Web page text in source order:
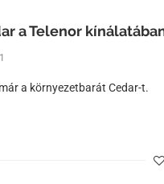
a Telenor
a környezetbarát Cedar-t.